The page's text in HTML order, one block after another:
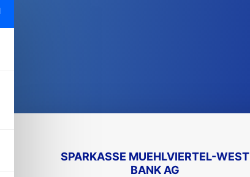
SPARKASSE MUEHLVIERTEL-WEST
BANK AG